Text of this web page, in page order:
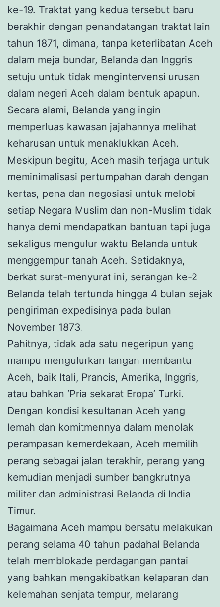
ke-19. Traktat yang kedua tersebut baru
berakhir dengan penandatangan traktat lain
tahun 1871, dimana, tanpa keterlibatan Aceh
dalam meja bundar, Belanda dan Inggris
setuju untuk tidak mengintervensi urusan
dalam negeri Aceh dalam bentuk apapun.
Secara alami, Belanda yang ingin
memperluas kawasan jajahannya melihat
keharusan untuk menaklukkan Aceh.
Meskipun begitu, Aceh masih terjaga untuk
meminimalisasi pertumpahan darah dengan
kertas, pena dan negosiasi untuk melobi
setiap Negara Muslim dan non-Muslim tidak
hanya demi mendapatkan bantuan tapi juga
sekaligus mengulur waktu Belanda untuk
menggempur tanah Aceh. Setidaknya,
berkat surat-menyurat ini, serangan ke-2
Belanda telah tertunda hingga 4 bulan sejak
pengiriman expedisinya pada bulan
November 1873.
Pahitnya, tidak ada satu negeripun yang
mampu mengulurkan tangan membantu
Aceh, baik Itali, Prancis, Amerika, Inggris,
atau bahkan ‘Pria sekarat Eropa’ Turki.
Dengan kondisi kesultanan Aceh yang
lemah dan komitmennya dalam menolak
perampasan kemerdekaan, Aceh memilih
perang sebagai jalan terakhir, perang yang
kemudian menjadi sumber bangkrutnya
militer dan administrasi Belanda di India
Timur.
Bagaimana Aceh mampu bersatu melakukan
perang selama 40 tahun padahal Belanda
telah memblokade perdagangan pantai
yang bahkan mengakibatkan kelaparan dan
kelemahan senjata tempur, melarang